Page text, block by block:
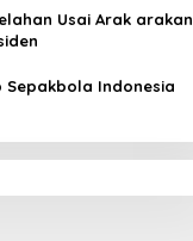
Usai Arak arakan
Sepakbola Indonesia